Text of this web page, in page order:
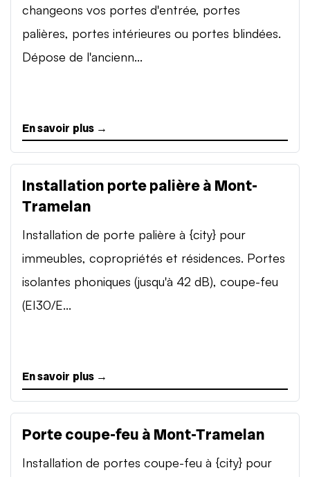
changeons vos portes d'entrée, portes
palières, portes intérieures ou portes blindées.
Dépose de l'ancienn...
En savoir plus →
Installation porte palière à Mont-
Tramelan
Installation de porte palière à {city} pour
immeubles, copropriétés et résidences. Portes
isolantes phoniques (jusqu'à 42 dB), coupe-feu
(EI30/E...
En savoir plus →
Porte coupe-feu à Mont-Tramelan
Installation de portes coupe-feu à {city} pour